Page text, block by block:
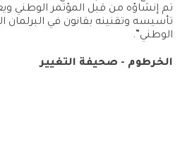
تم إنشاؤه من قبل المؤتمر الوطني
تأسيسه وتقنينه بقانون في البرلمان
الوطني”.
الخرطوم - صحيفة التغيير